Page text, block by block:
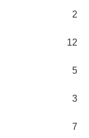
2
12
5
3
7